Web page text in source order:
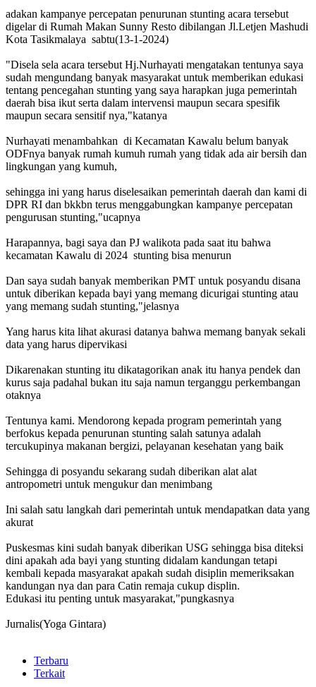
adakan kampanye percepatan penurunan stunting acara tersebut
digelar di Rumah Makan Sunny Resto dibilangan Jl.Letjen Mashudi
Kota Tasikmalaya sabtu(13-1-2024)
"Disela sela acara tersebut Hj.Nurhayati mengatakan tentunya saya
sudah mengundang banyak masyarakat untuk memberikan edukasi
tentang pencegahan stunting yang saya harapkan juga pemerintah
daerah bisa ikut serta dalam intervensi maupun secara spesifik
maupun secara sensitif nya,"katanya
Nurhayati menambahkan di Kecamatan Kawalu belum banyak
ODFnya banyak rumah kumuh rumah yang tidak ada air bersih dan
lingkungan yang kumuh,
sehingga ini yang harus diselesaikan pemerintah daerah dan kami di
DPR RI dan bkkbn terus menggabungkan kampanye percepatan
pengurusan stunting,"ucapnya
Harapannya, bagi saya dan PJ walikota pada saat itu bahwa
kecamatan Kawalu di 2024 stunting bisa menurun
Dan saya sudah banyak memberikan PMT untuk posyandu disana
untuk diberikan kepada bayi yang memang dicurigai stunting atau
yang memang sudah stunting,"jelasnya
Yang harus kita lihat akurasi datanya bahwa memang banyak sekali
data yang harus dipervikasi
Dikarenakan stunting itu dikatagorikan anak itu hanya pendek dan
kurus saja padahal bukan itu saja namun terganggu perkembangan
otaknya
Tentunya kami. Mendorong kepada program pemerintah yang
berfokus kepada penurunan stunting salah satunya adalah
tercukupinya makanan bergizi, pelayanan kesehatan yang baik
Sehingga di posyandu sekarang sudah diberikan alat alat
antropometri untuk mengukur dan menimbang
Ini salah satu langkah dari pemerintah untuk mendapatkan data yang
akurat
Puskesmas kini sudah banyak diberikan USG sehingga bisa diteksi
dini apakah ada bayi yang stunting didalam kandungan tetapi
kembali kepada masyarakat apakah sudah disiplin memeriksakan
kandungan nya dan para Catin remaja cukup displin.
Edukasi itu penting untuk masyarakat,"pungkasnya
Jurnalis(Yoga Gintara)
Terbaru
Terkait